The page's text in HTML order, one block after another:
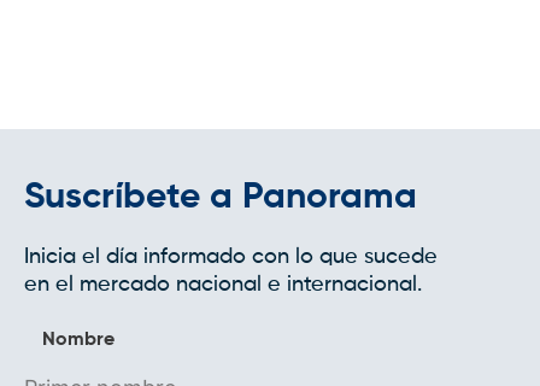
Suscríbete a Panorama
Inicia el día informado con lo que sucede
en el mercado nacional e internacional.
Nombre